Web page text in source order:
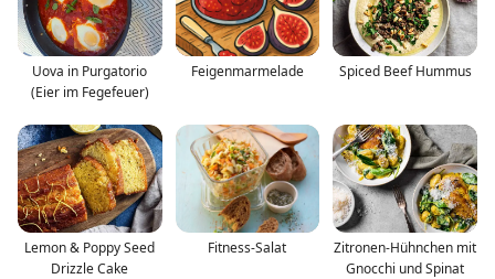
Uova in Purgatorio
(Eier im Fegefeuer)
Feigenmarmelade Spiced Beef Hummus
Lemon & Poppy Seed
Drizzle Cake
Fitness-Salat
Zitronen-Hühnchen mit
Gnocchi und Spinat